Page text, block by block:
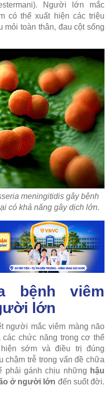
Người lớn mắc
có thể xuất hiện các triệu
mỏi toàn thân, đau cột sống
meningitidis gây bệnh
có khả năng gây dịch lớn.
bệnh viêm
lớn
người mắc viêm màng não
chức năng trong cơ thể
sớm và điều trị đúng
trễ trong vấn đề chữa
phải gánh chịu những hậu
ở người lớn đến suốt đời.